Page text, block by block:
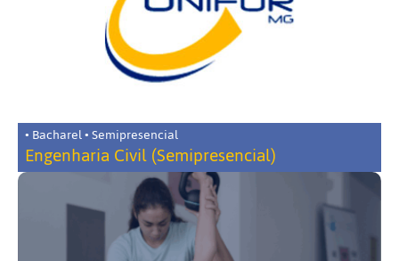
• Bacharel • Semipresencial
Engenharia Civil (Semipresencial)